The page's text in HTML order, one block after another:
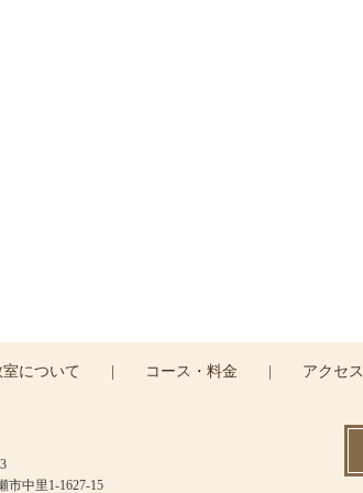
CONTACT >
について コース・料金 アクセス
市中里1-1627-15